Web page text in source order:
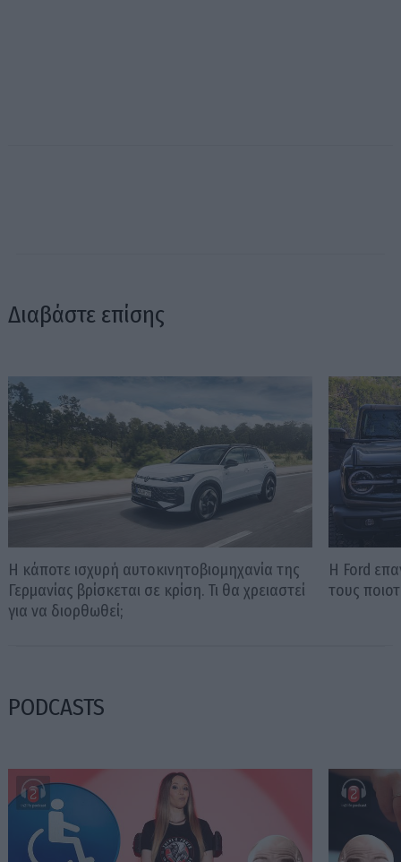
Διαβάστε επίσης
Η κάποτε ισχυρή αυτοκινητοβιομηχανία της
Γερμανίας βρίσκεται σε κρίση. Τι θα χρειαστεί
για να διορθωθεί;
Η Ford
τους
PODCASTS